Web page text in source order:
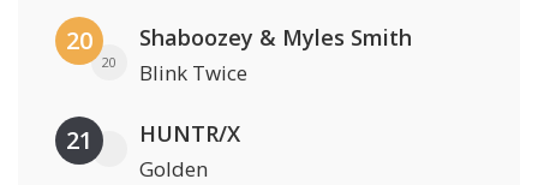
20
20
Shaboozey & Myles Smith
Blink Twice
21 HUNTR/X
Golden